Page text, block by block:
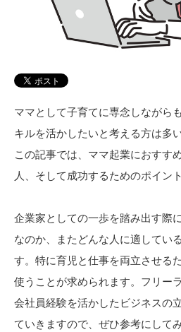
ママとして子育てに専念しながら
キルを活かしたいと考える方は多
この記事では、ママ起業におすす
人、そして成功するためのポイン
企業家としての一歩を踏み出す際
なのか、またどんな人に適してい
す。特に育児と仕事を両立させる
使うことが求められます。フリー
会社員経験を活かしたビジネスの
ていきますので、ぜひ参考にして